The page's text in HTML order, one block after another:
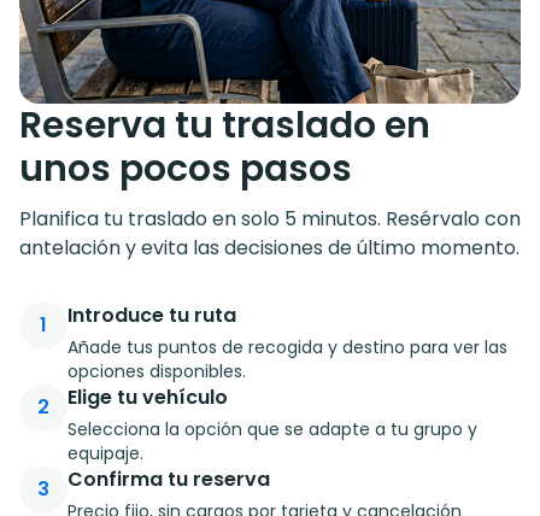
Reserva tu traslado en
unos pocos pasos
Planifica tu traslado en solo 5 minutos. Resérvalo con
antelación y evita las decisiones de último momento.
1 Introduce tu ruta
Añade tus puntos de recogida y destino para ver las
opciones disponibles.
2 Elige tu vehículo
Selecciona la opción que se adapte a tu grupo y
equipaje.
3 Confirma tu reserva
Precio fijo, sin cargos por tarjeta y cancelación